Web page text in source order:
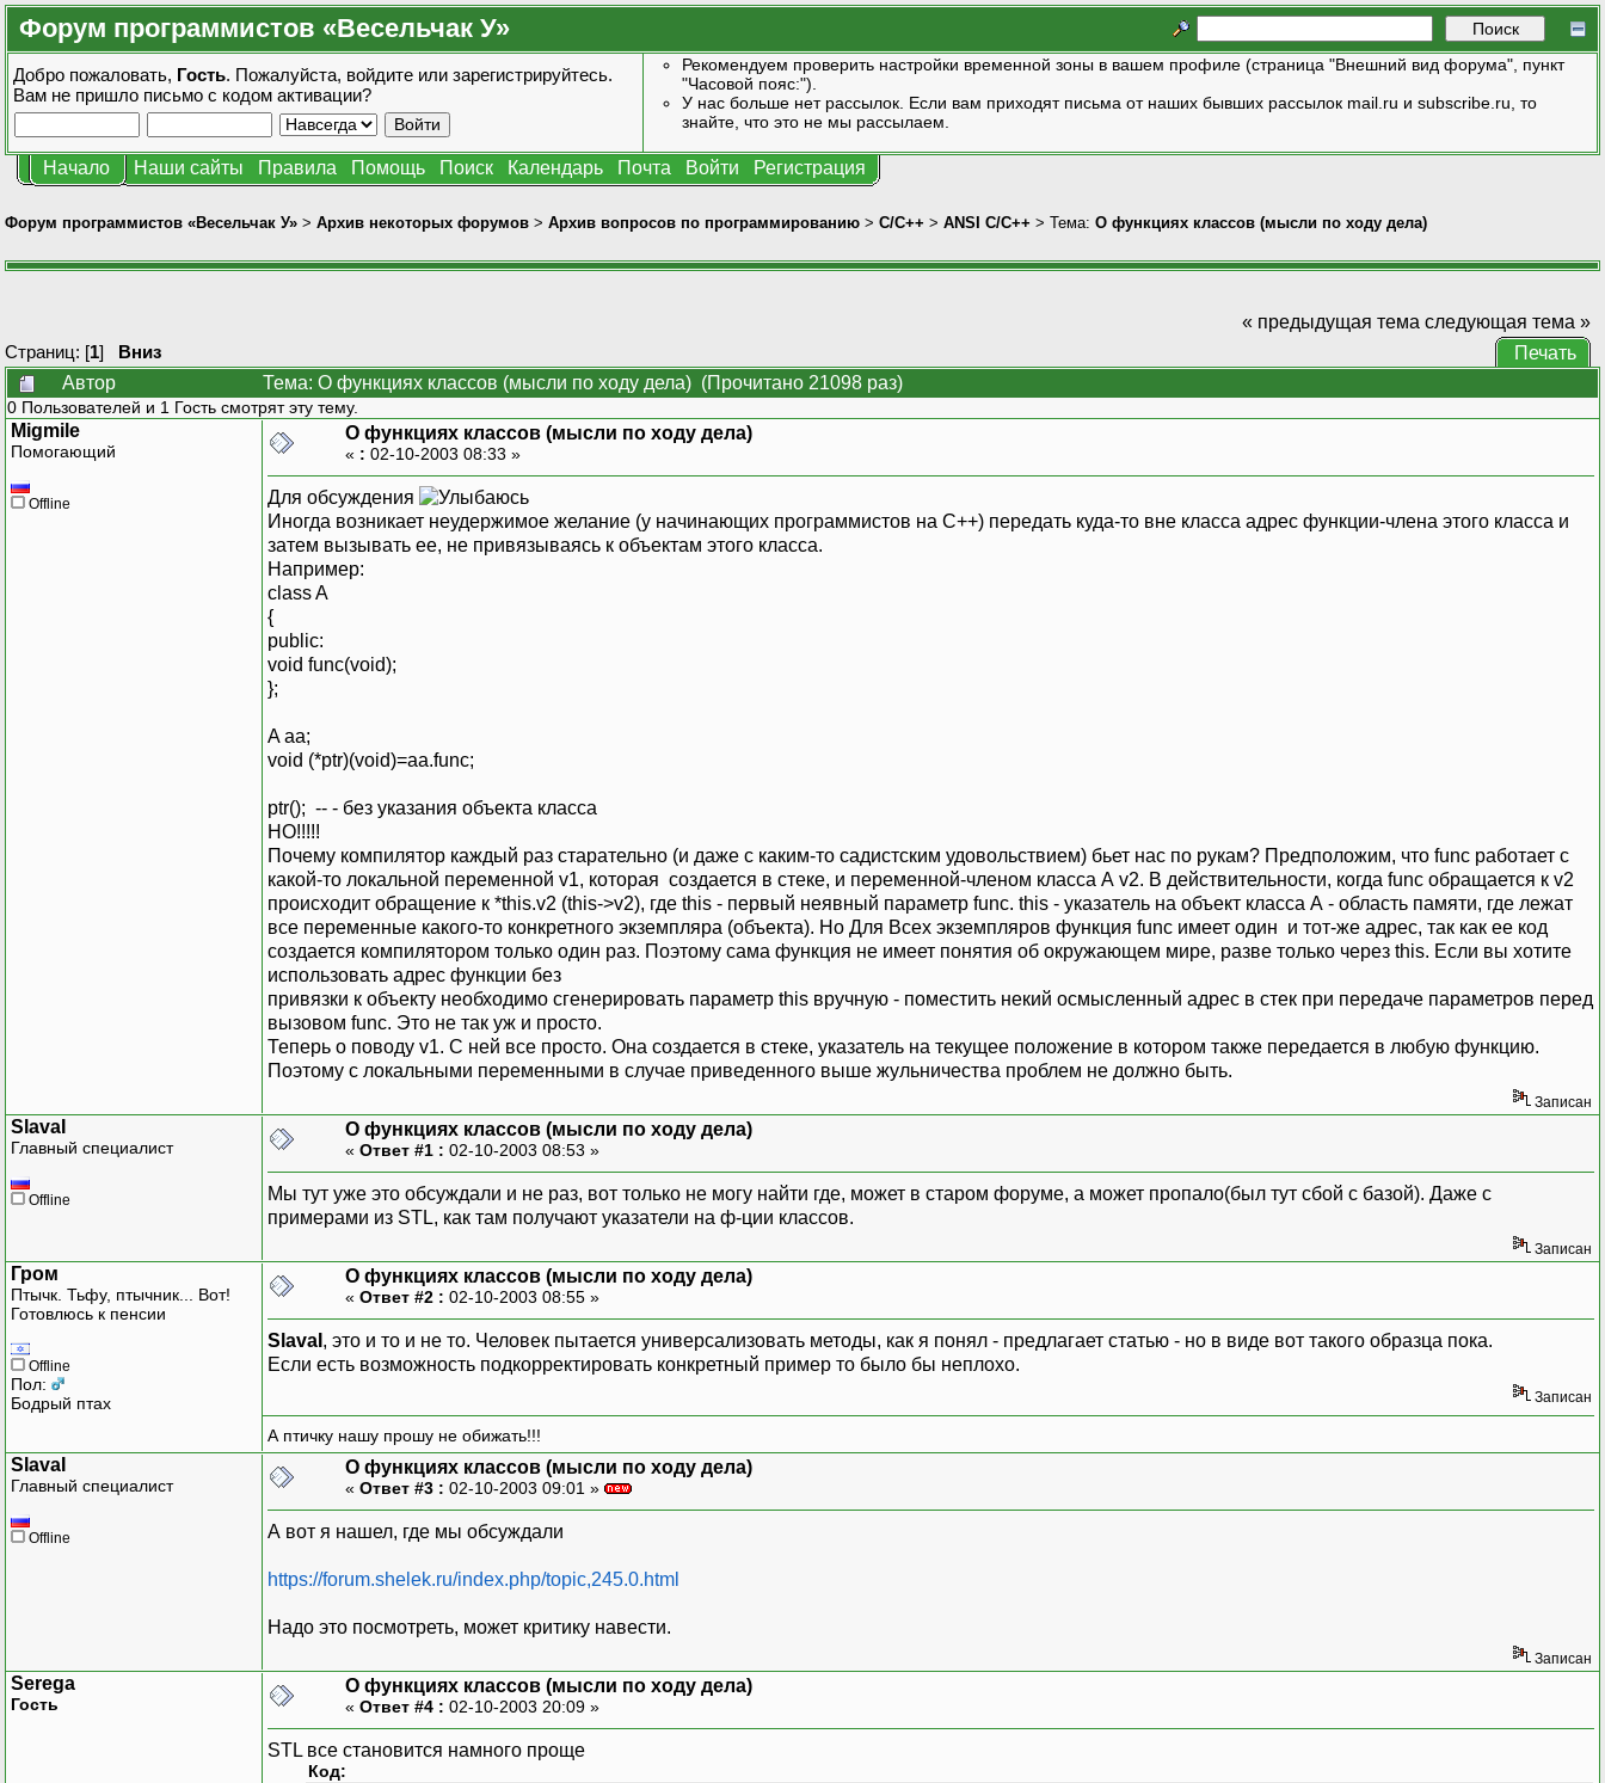
Форум программистов «Весельчак У»
Добро пожаловать, Гость. Пожалуйста, войдите или зарегистрируйтесь.
Вам не пришло письмо с кодом активации?
Рекомендуем проверить настройки временной зоны в вашем профиле (страница "Внешний вид форума", пункт
"Часовой пояс:").
У нас больше нет рассылок. Если вам приходят письма от наших бывших рассылок mail.ru и subscribe.ru, то
знайте, что это не мы рассылаем.
Начало Наши сайты Правила Помощь Поиск Календарь Почта Войти Регистрация
Форум программистов «Весельчак У» > Архив некоторых форумов > Архив вопросов по программированию > C/C++ > ANSI С/С++ > Тема: О функциях классов (мысли по ходу дела)
Страниц: [1] Вниз
« предыдущая тема следующая тема »
Печать
Автор
Тема: О функциях классов (мысли по ходу дела) (Прочитано 21098 раз)
0 Пользователей и 1 Гость смотрят эту тему.
Migmile
Помогающий
Offline
О функциях классов (мысли по ходу дела)
« : 02-10-2003 08:33 »
Для обсуждения
Иногда возникает неудержимое желание (у начинающих программистов на С++) передать куда-то вне класса адрес функции-члена этого класса и
затем вызывать ее, не привязываясь к объектам этого класса.
Например:
class A
{
public:
void func(void);
};
A aa;
void (*ptr)(void)=aa.func;
ptr(); -- - без указания объекта класса
НО!!!!!
Почему компилятор каждый раз старательно (и даже с каким-то садистским удовольствием) бьет нас по рукам? Предположим, что func работает с
какой-то локальной переменной v1, которая создается в стеке, и переменной-членом класса А v2. В действительности, когда func обращается к v2
происходит обращение к *this.v2 (this->v2), где this - первый неявный параметр func. this - указатель на объект класса А - область памяти, где лежат
все переменные какого-то конкретного экземпляра (объекта). Но Для Всех экземпляров функция func имеет один и тот-же адрес, так как ее код
создается компилятором только один раз. Поэтому сама функция не имеет понятия об окружающем мире, разве только через this. Если вы хотите
использовать адрес функции без
привязки к объекту необходимо сгенерировать параметр this вручную - поместить некий осмысленный адрес в стек при передаче параметров перед
вызовом func. Это не так уж и просто.
Теперь о поводу v1. С ней все просто. Она создается в стеке, указатель на текущее положение в котором также передается в любую функцию.
Поэтому с локальными переменными в случае приведенного выше жульничества проблем не должно быть.
Записан
SlavaI
Главный специалист
Offline
О функциях классов (мысли по ходу дела)
« Ответ #1 : 02-10-2003 08:53 »
Мы тут уже это обсуждали и не раз, вот только не могу найти где, может в старом форуме, а может пропало(был тут сбой с базой). Даже с
примерами из STL, как там получают указатели на ф-ции классов.
Записан
Гром
Птычк. Тьфу, птычник... Вот!
Готовлюсь к пенсии
Offline
Пол:
Бодрый птах
О функциях классов (мысли по ходу дела)
« Ответ #2 : 02-10-2003 08:55 »
SlavaI , это и то и не то. Человек пытается универсализовать методы, как я понял - предлагает статью - но в виде вот такого образца пока.
Если есть возможность подкорректировать конкретный пример то было бы неплохо.
Записан
А птичку нашу прошу не обижать!!!
SlavaI
Главный специалист
Offline
О функциях классов (мысли по ходу дела)
« Ответ #3 : 02-10-2003 09:01 »
А вот я нашел, где мы обсуждали
https://forum.shelek.ru/index.php/topic,245.0.html
Надо это посмотреть, может критику навести.
Записан
Serega
Гость
О функциях классов (мысли по ходу дела)
« Ответ #4 : 02-10-2003 20:09 »
STL все становится намного проще
Код: